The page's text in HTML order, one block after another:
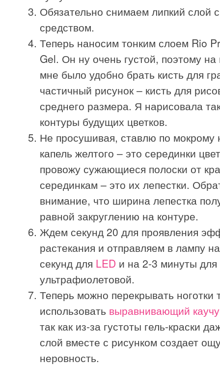
Обязательно снимаем липкий слой
средством.
Теперь наносим тонким слоем Rio
Gel. Он ну очень густой, поэтому на
мне было удобно брать кисть для
частичный рисунок – кисть для
среднего размера. Я нарисовала
контуры будущих цветков.
Не просушивая, ставлю по мокрому
капель желтого – это серединки
провожу сужающиеся полоски от
серединкам – это их лепестки.
внимание, что ширина лепестка
равной закруглению на контуре.
Ждем секунд 20 для проявления
растекания и отправляем в лампу
секунд для LED и на 2-3 минуты для
ультрафиолетовой.
Теперь можно перекрывать
использовать выравнивающий
так как из-за густоты гель-краски
слой вместе с рисунком создает
неровность.